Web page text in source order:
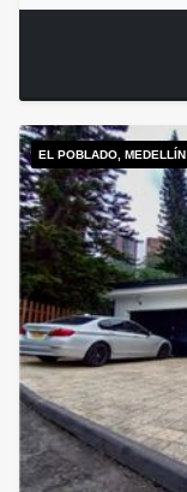
EL POBLADO, MEDELLÍN